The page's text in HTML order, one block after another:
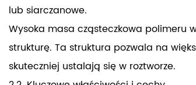
lub siarczanowe.
Wysoka masa cząsteczkowa polimeru
strukturę. Ta struktura pozwala na
skuteczniej ustalają się w roztworze.